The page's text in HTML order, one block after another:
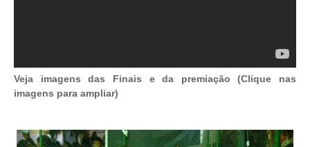
Veja imagens das Finais e da premiação (Clique nas
imagens para ampliar)